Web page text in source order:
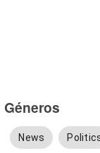
Géneros
News